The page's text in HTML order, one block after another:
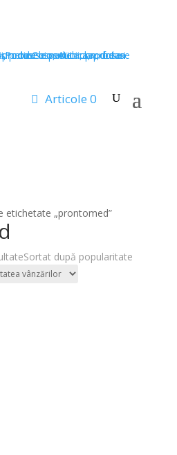
Articole 0
etichetate „prontomed”
Sortat după popularitate